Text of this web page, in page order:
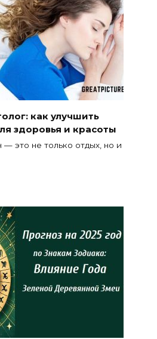
как улучшить
здоровья и красоты
— это не только отдых, но и